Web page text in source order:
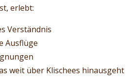
erlebt:
Verständnis
Ausflüge
weit über Klischees hinausgeht